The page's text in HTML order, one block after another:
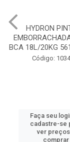
PINTURA
BASE A
56136/99412
login ou
se para